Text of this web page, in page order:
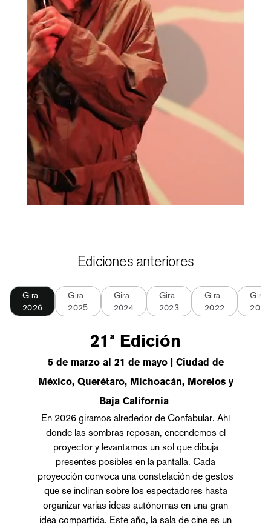
Ediciones anteriores
Gira
2026
Gira
2025
Gira
2024
Gira
2023
Gira
2022
Gira
2021
21ª Edición
5 de marzo al 21 de mayo| Ciudad de
México, Querétaro, Michoacán, Morelos y
Baja California
En 2026 giramos alrededor de Confabular. Ahí
donde las sombras reposan, encendemos el
proyector y levantamos un sol que dibuja
presentes posibles en la pantalla. Cada
proyección convoca una constelación de gestos
que se inclinan sobre los espectadores hasta
organizar varias ideas autónomas en una gran
idea compartida. Este año, la sala de cine es un